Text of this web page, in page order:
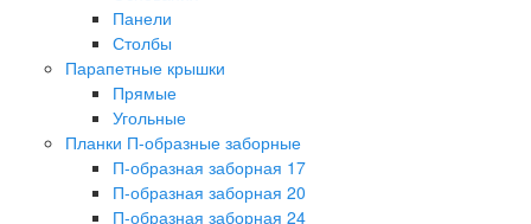
Панели
Столбы
Парапетные крышки
Прямые
Угольные
Планки П-образные заборные
П-образная заборная 17
П-образная заборная 20
П-образная заборная 24